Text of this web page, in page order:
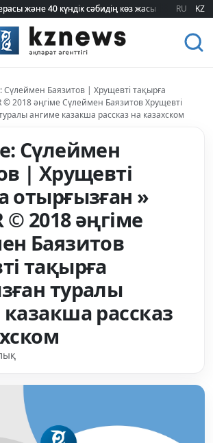
және 40 күндік сәбидің көз жасы:
және 40 күндік сәбидің көз жасы: RU KZ
Сүлеймен Баязитов | Хрущевті тақырға
© 2018 әңгіме Сүлеймен Баязитов Хрущевті
ангиме казакша рассказ на казахском
Сүлеймен
| Хрущевті
отырғызған »
© 2018 әңгіме
Баязитов
тақырға
туралы
рассказ